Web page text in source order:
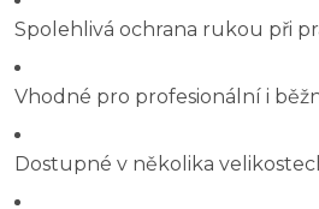
Spolehlivá ochrana rukou při
Vhodné pro profesionální i
Dostupné v několika